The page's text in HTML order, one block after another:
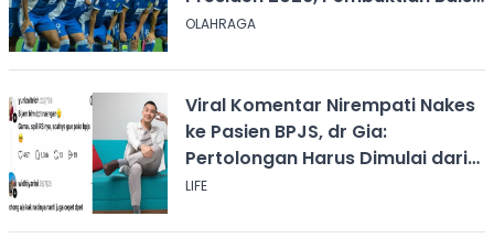
Sekulic!
OLAHRAGA
Viral Komentar Nirempati Nakes
ke Pasien BPJS, dr Gia:
Pertolongan Harus Dimulai dari
Rasa Kemanusiaan
LIFE